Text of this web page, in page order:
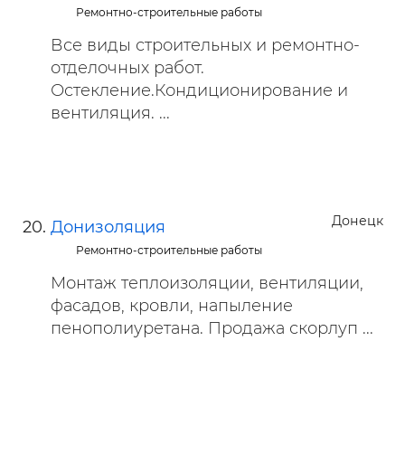
Ремонтно-строительные работы
Все виды строительных и ремонтно-
отделочных работ.
Остекление.Кондиционирование и
вентиляция. ...
Донецк
Донизоляция
Ремонтно-строительные работы
Монтаж теплоизоляции, вентиляции,
фасадов, кровли, напыление
пенополиуретана. Продажа скорлуп ...